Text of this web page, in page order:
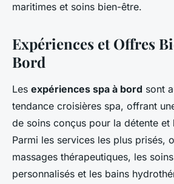
maritimes et soins bien-être.
Expériences et Offres
Bord
Les expériences spa à bord sont
tendance croisières spa, offrant
de soins conçus pour la détente et
Parmi les services les plus prisés,
massages thérapeutiques, les
personnalisés et les bains